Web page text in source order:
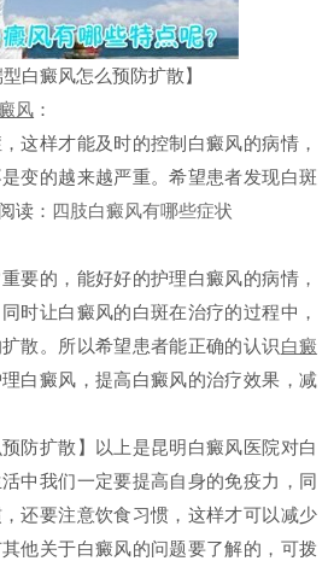
型白癜风怎么预防扩散】
风 ：
样才能及时的控制白癜风的病情，
变的越来越严重。希望患者发现白斑
读： 四肢白癜风有哪些症状
的，能好好的护理白癜风的病情，
同时让白癜风的白斑在治疗的过程中，
散。所以希望患者能正确的认识白癜
理白癜风，提高白癜风的治疗效果，减
防扩散】
以上是昆明白癜风医院对白
中我们一定要提高自身的免疫力，同
还要注意饮食习惯，这样才可以减少
他关于白癜风的问题要了解的，可拨